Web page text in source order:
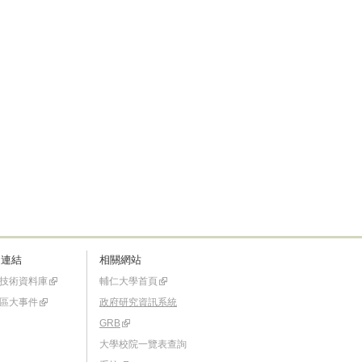
結
術資料庫
大事件
相關網站
輔仁大學首頁
政府研究資訊系統
GRB
大學校院一覽表查詢